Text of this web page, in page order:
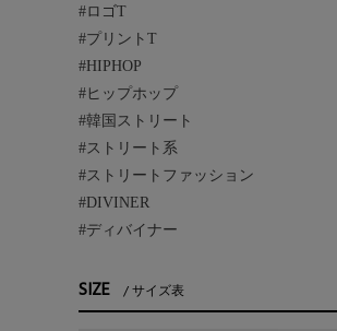
#ロゴT
#プリントT
#HIPHOP
#ヒップホップ
#韓国ストリート
#ストリート系
#ストリートファッション
#DIVINER
#ディバイナー
SIZE サイズ表